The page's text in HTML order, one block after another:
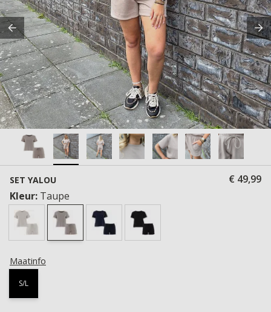
SET YALOU
€ 49,99
Kleur: Taupe
Maatinfo
S/L